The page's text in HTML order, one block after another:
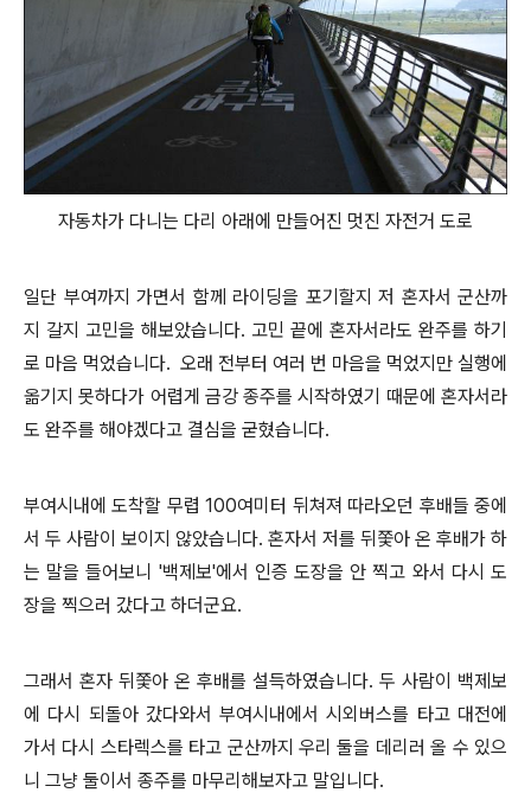
자동차가 다니는 다리 아래에 만들어진 멋진 자전거 도로
일단 부여까지 가면서 함께 라이딩을 포기할지 저 혼자서 군산까
지 갈지 고민을 해보았습니다. 고민 끝에 혼자서라도 완주를 하기
로 마음 먹었습니다. 오래 전부터 여러 번 마음을 먹었지만 실행에
옮기지 못하다가 어렵게 금강 종주를 시작하였기 때문에 혼자서라
도 완주를 해야겠다고 결심을 굳혔습니다.
부여시내에 도착할 무렵 100여미터 뒤쳐져 따라오던 후배들 중에
서 두 사람이 보이지 않았습니다. 혼자서 저를 뒤쫓아 온 후배가 하
는 말을 들어보니 '백제보'에서 인증 도장을 안 찍고 와서 다시 도
장을 찍으러 갔다고 하더군요.
그래서 혼자 뒤쫓아 온 후배를 설득하였습니다. 두 사람이 백제보
에 다시 되돌아 갔다와서 부여시내에서 시외버스를 타고 대전에
가서 다시 스타렉스를 타고 군산까지 우리 둘을 데리러 올 수 있으
니 그냥 둘이서 종주를 마무리해보자고 말입니다.